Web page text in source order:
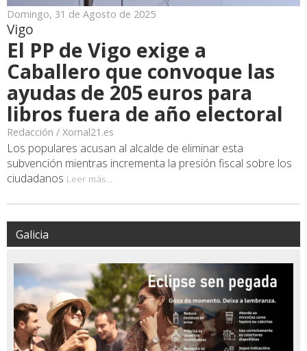
Domingo, 31 de Agosto de 2025
Vigo
El PP de Vigo exige a
Caballero que convoque las
ayudas de 205 euros para
libros fuera de año electoral
Redacción / Xornal21.es
Los populares acusan al alcalde de eliminar esta
subvención mientras incrementa la presión fiscal sobre los
ciudadanos Leer más...
Galicia